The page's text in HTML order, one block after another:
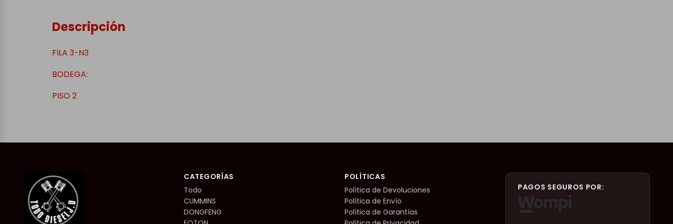
Descripción
FILA 3-N3
BODEGA:
PISO 2
CATEGORÍAS
Todo
CUMMINS
DONGFENG
POLÍTICAS
Política de Devoluciones
Política de Envío
Política de Garantías
PAGOS SEGUROS POR: